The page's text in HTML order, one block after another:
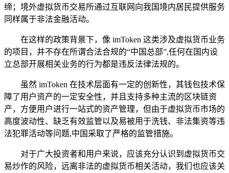
缔；境外虚拟货币交易所通过互联网向我国境内居民提供服务
同样属于非法金融活动。
在这样的政策背景下，像 imToken 这类涉及虚拟货币业务
的项目，并不存在所谓合法合规的“中国总部”,任何在国内设
立总部开展相关业务的行为都是违反法律法规的。
虽然 imToken 在技术层面有一定的创新性，其钱包技术保
障了用户资产的一定安全性，并且支持多种主流的区块链资
产，方便用户进行一站式的资产管理，但由于虚拟货币市场的
高度波动性、缺乏有效监管以及易被用于洗钱、非法集资等违
法犯罪活动等问题,中国采取了严格的监管措施。
对于广大投资者和用户来说，应该充分认识到虚拟货币交
易炒作的风险，远离非法的虚拟货币相关活动，我们也应该关